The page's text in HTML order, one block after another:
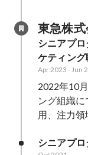
東急株
シニアプ
ケティン
Apr 2023 -Jun
2022年10
ング組織
用、注力領
シニアプ